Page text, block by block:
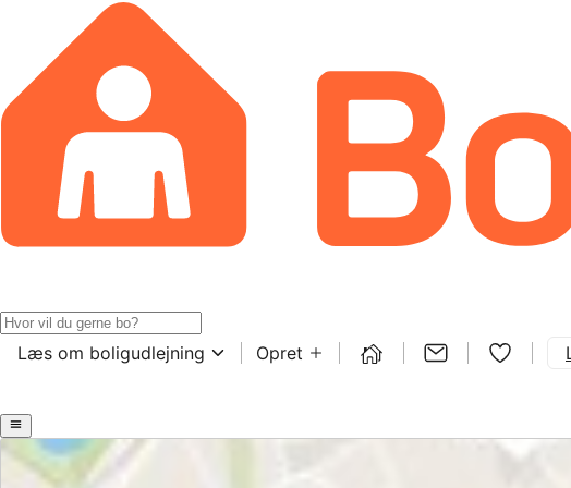
Læs om boligudlejning Opret